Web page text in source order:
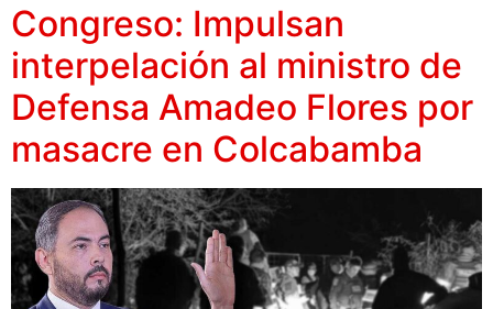
Congreso: Impulsan
interpelación al ministro de
Defensa Amadeo Flores por
masacre en Colcabamba